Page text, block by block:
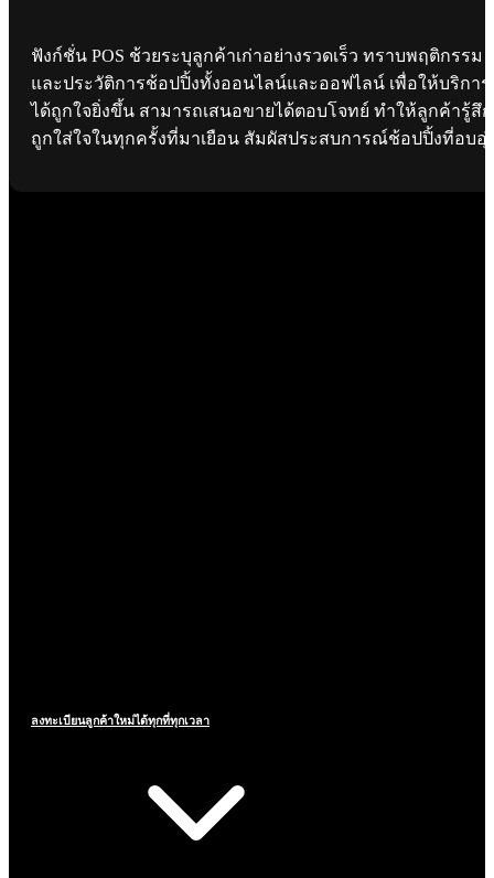
ฟังก์ชั่น POS ช้วยระบุลูกค้าเก่าอย่างรวดเร็ว ทราบพฤติกรรม
และประวัติการช้อปปิ้งทั้งออนไลน์และออฟไลน์ เพื่อให้บริการ
ได้ถูกใจยิ่งขึ้น สามารถเสนอขายได้ตอบโจทย์ ทำให้ลูกค้ารู้สึก
ถูกใส่ใจในทุกครั้งที่มาเยือน สัมผัสประสบการณ์ช้อปปิ้งที่อบอุ่
ลงทะเบียนลูกค้าใหม่ได้ทุกที่ทุกเวลา